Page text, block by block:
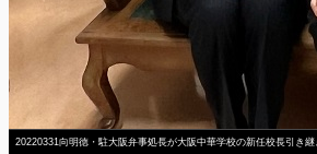
20220331向明徳・駐大阪弁事処長が大阪中華学校の新任校長引き継